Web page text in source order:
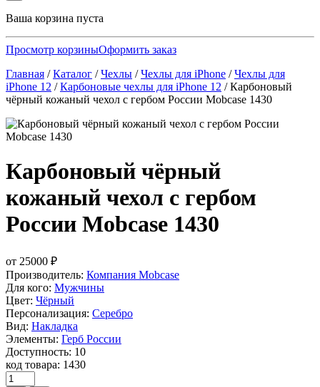
Ваша корзина пуста
Просмотр корзиныОформить заказ
Главная /Каталог /Чехлы /Чехлы для iPhone /Чехлы для
iPhone 12 /Карбоновые чехлы для iPhone 12 /Карбоновый
чёрный кожаный чехол с гербом России Mobcase 1430
Карбоновый чёрный
кожаный чехол с гербом
России Mobcase 1430
от 25000 ₽
Производитель: Компания Mobcase
Для кого: Мужчины
Цвет: Чёрный
Персонализация: Серебро
Вид: Накладка
Элементы: Герб России
Доступность: 10
код товара: 1430